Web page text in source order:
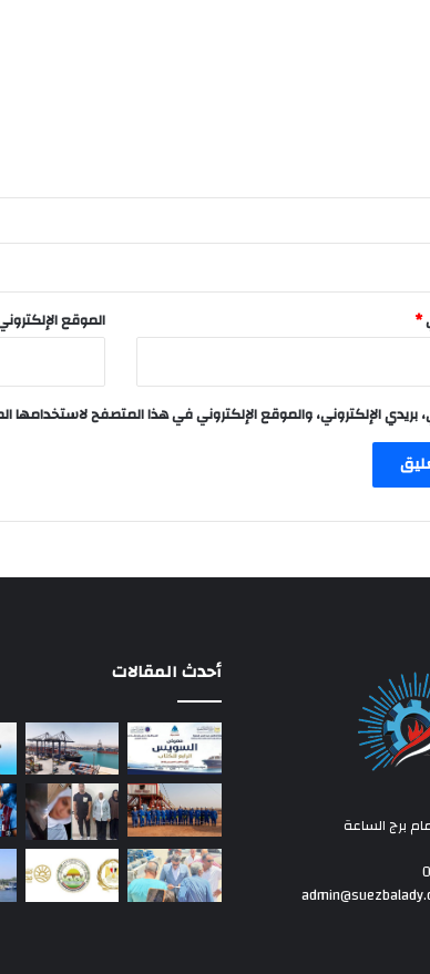
* الموقع
الإلكتروني، والموقع الإلكتروني في هذا المتصفح لاستخدامها
برج الساعة
أحدث المقالات